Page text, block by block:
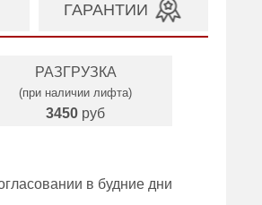
ГАРАНТИИ
РАЗГРУЗКА
(при наличии лифта)
3450 руб
в будние дни